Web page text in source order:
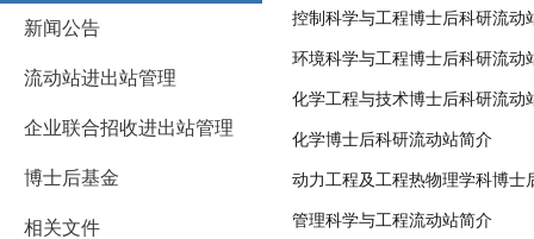
新闻公告
流动站进出站管理
企业联合招收进出站管理
博士后基金
相关文件
控制科学与工程博士后科研流动
环境科学与工程博士后科研流动
化学工程与技术博士后科研流动
化学博士后科研流动站简介
动力工程及工程热物理学科博士
管理科学与工程流动站简介